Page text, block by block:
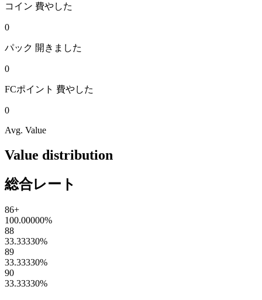
コイン 費やした
0
パック 開きました
0
FCポイント 費やした
0
Avg. Value
Value distribution
総合レート
86+
100.00000%
88
33.33330%
89
33.33330%
90
33.33330%